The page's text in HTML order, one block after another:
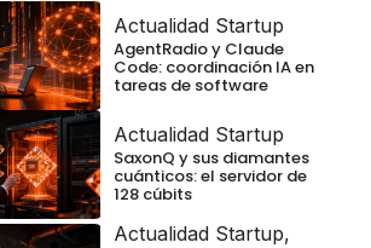
Actualidad Startup
AgentRadio y Claude
Code: coordinación IA en
tareas de software
Actualidad Startup
SaxonQ y sus diamantes
cuánticos: el servidor de
128 cúbits
Actualidad Startup,